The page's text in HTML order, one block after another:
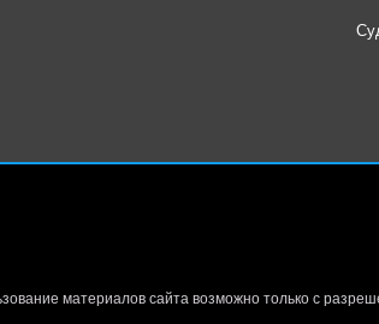
материалов сайта возможно только с